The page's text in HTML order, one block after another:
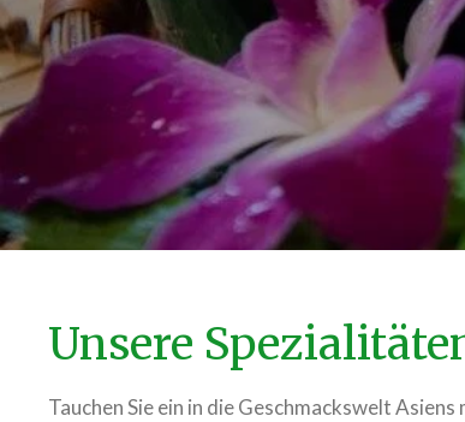
Unsere
Tauchen Sie ein in die Geschmackswelt